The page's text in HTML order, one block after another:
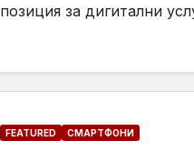
позиция за дигитални
FEATURED СМАРТФОНИ